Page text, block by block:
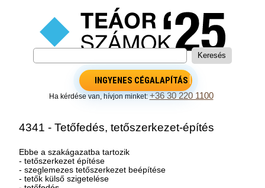
INGYENES CÉGALAPÍTÁS
Ha kérdése van, hívjon minket:+36 30 220 1100
4341 - Tetőfedés, tetőszerkezet-építés
Ebbe a szakágazatba tartozik
- tetőszerkezet építése
- szeglemezes tetőszerkezet beépítése
- tetők külső szigetelése